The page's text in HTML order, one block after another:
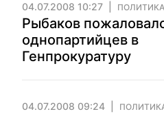
04.07.2008 10:27 ПОЛИТИКА
Рыбаков
однопартийцев в
Генпрокуратуру
04.07.2008 09:24